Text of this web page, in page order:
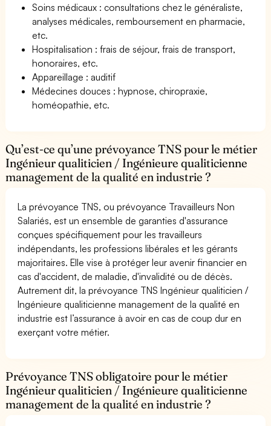
Soins médicaux : consultations chez le généraliste,
analyses médicales, remboursement en pharmacie,
etc.
Hospitalisation : frais de séjour, frais de transport,
honoraires, etc.
Appareillage : auditif
Médecines douces : hypnose, chiropraxie,
homéopathie, etc.
Qu’est-ce qu’une prévoyance TNS pour le métier
Ingénieur qualiticien / Ingénieure qualiticienne
management de la qualité en industrie ?
La prévoyance TNS, ou prévoyance Travailleurs Non
Salariés, est un ensemble de garanties d'assurance
conçues spécifiquement pour les travailleurs
indépendants, les professions libérales et les gérants
majoritaires. Elle vise à protéger leur avenir financier en
cas d'accident, de maladie, d'invalidité ou de décès.
Autrement dit, la prévoyance TNS Ingénieur qualiticien /
Ingénieure qualiticienne management de la qualité en
industrie est l’assurance à avoir en cas de coup dur en
exerçant votre métier.
Prévoyance TNS obligatoire pour le métier
Ingénieur qualiticien / Ingénieure qualiticienne
management de la qualité en industrie ?